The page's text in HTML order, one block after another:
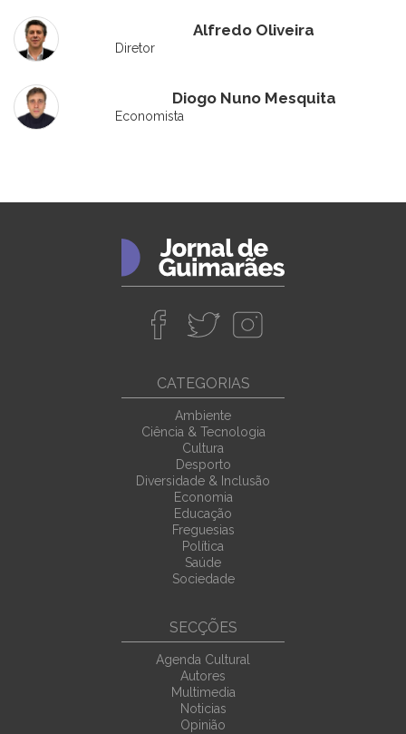
Alfredo Oliveira
Diretor
Diogo Nuno Mesquita
Economista
CATEGORIAS
Ambiente
Ciência & Tecnologia
Cultura
Desporto
Diversidade & Inclusão
Economia
Educação
Freguesias
Política
Saúde
Sociedade
SECÇÕES
Agenda Cultural
Autores
Multimedia
Noticias
Opinião